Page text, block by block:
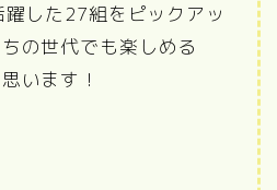
した27組をピックアッ
の世代でも楽しめる
います！